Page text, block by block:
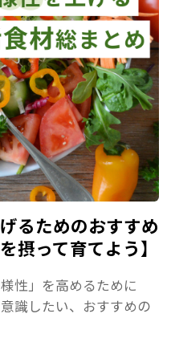
るためのおすすめ
摂って育てよう】
性」を高めるために
識したい、おすすめの